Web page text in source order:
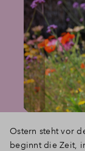
Ostern steht vor
beginnt die Zeit,